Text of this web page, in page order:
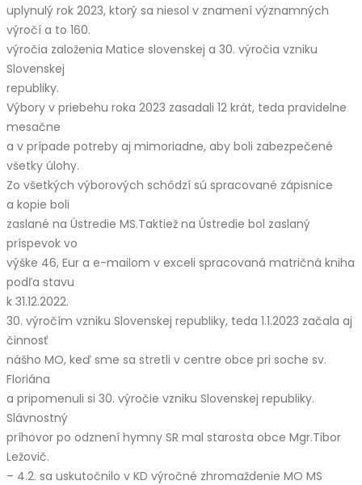
uplynulý rok 2023, ktorý sa niesol v znamení významných
výročí a to 160.
výročia založenia Matice slovenskej a 30. výročia vzniku
Slovenskej
republiky.
Výbory v priebehu roka 2023 zasadali 12 krát, teda pravidelne
mesačne
a v prípade potreby aj mimoriadne, aby boli zabezpečené
všetky úlohy.
Zo všetkých výborových schôdzí sú spracované zápisnice
a kopie boli
zaslané na Ústredie MS.Taktiež na Ústredie bol zaslaný
príspevok vo
výške 46, Eur a e-mailom v exceli spracovaná matričná kniha
podľa stavu
k 31.12.2022.
30. výročím vzniku Slovenskej republiky, teda 1.1.2023 začala aj
činnosť
nášho MO, keď sme sa stretli v centre obce pri soche sv.
Floriána
a pripomenuli si 30. výročie vzniku Slovenskej republiky.
Slávnostný
príhovor po odznení hymny SR mal starosta obce Mgr.Tibor
Ležovič.
– 4.2. sa uskutočnilo v KD výročné zhromaždenie MO MS